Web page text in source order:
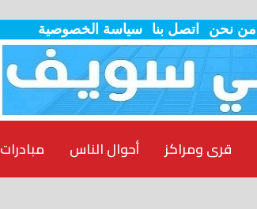
من نحن اتصل بنا سياسة الخصوصية
مبادرات أحوال الناس قرى ومراكز